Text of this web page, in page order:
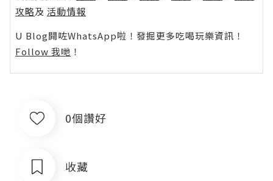
攻略及 活動情報
U Blog開咗WhatsApp啦！發掘更多吃喝玩樂資訊！
Follow 我哋 ！
0個讚好
收藏